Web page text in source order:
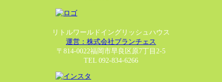
リトルワールドイングリッシュハウス
運営：株式会社ブランチェス
〒814-0022福岡市早良区原7丁目2-5
TEL 092-834-6266